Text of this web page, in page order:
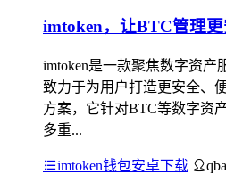
imtoken，让BTC管理
imtoken是一款聚焦数字资产
致力于为用户打造更安全、
方案，它针对BTC等数字资
多重...
imtoken钱包安卓下载